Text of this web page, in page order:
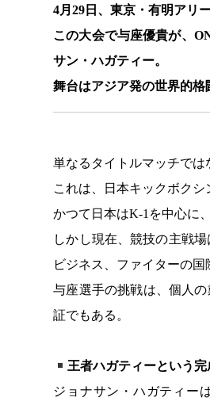
4月29日、東京・有明アリ
この大会で与座優貴が、
サン・ハガティー。
舞台はアジア発の世界的格
単なるタイトルマッチでは
これは、日本キックボクシ
かつて日本はK-1を中心に
しかし現在、競技の主戦
ビジネス、ファイターの
与座選手の挑戦は、個人
証でもある。
王者ハガティーという
ジョナサン・ハガティー